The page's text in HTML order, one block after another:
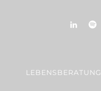
LEBENSBERATUNG